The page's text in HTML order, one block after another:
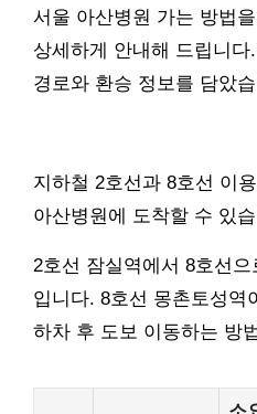
서울 아산병원 가는 방법
상세하게 안내해 드립니
경로와 환승 정보를 담았
지하철 2호선과 8호선 이
아산병원에 도착할 수 있
2호선 잠실역에서 8호선
입니다. 8호선 몽촌토성역
하차 후 도보 이동하는 방